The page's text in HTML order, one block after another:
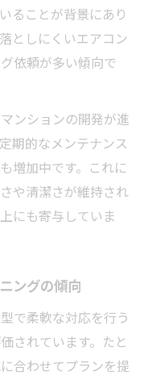
ることが背景にあり
としにくいエアコン
依頼が多い傾向で
ンションの開発が進
期的なメンテナンス
増加中です。これに
や清潔さが維持され
にも寄与していま
ングの傾向
で柔軟な対応を行う
されています。たと
合わせてプランを提